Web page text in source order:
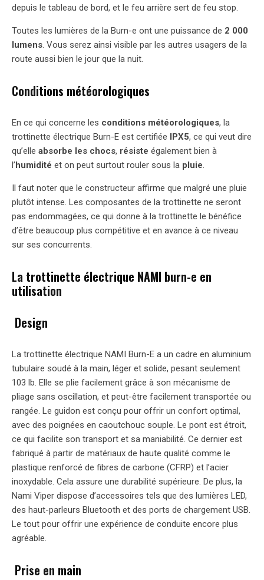
depuis le tableau de bord, et le feu arrière sert de feu stop.
Toutes les lumières de la Burn-e ont une puissance de 2 000
lumens. Vous serez ainsi visible par les autres usagers de la
route aussi bien le jour que la nuit.
Conditions météorologiques
En ce qui concerne les conditions météorologiques, la
trottinette électrique Burn-E est certifiée
IPX5, ce qui veut dire
qu’elle absorbe les chocs, résiste également bien à
l’ humidité et on peut surtout rouler sous la pluie.
Il faut noter que le constructeur affirme que malgré une pluie
plutôt intense. Les composantes de la trottinette ne seront
pas endommagées, ce qui donne à la trottinette le bénéfice
d’être beaucoup plus compétitive et en avance à ce niveau
sur ses concurrents.
La trottinette électrique NAMI burn-e en
utilisation
Design
La trottinette électrique NAMI Burn-E a un cadre en aluminium
tubulaire soudé à la main, léger et solide, pesant seulement
103 lb. Elle se plie facilement grâce à son mécanisme de
pliage sans oscillation, et peut-être facilement transportée ou
rangée. Le guidon est conçu pour offrir un confort optimal,
avec des poignées en caoutchouc souple. Le pont est étroit,
ce qui facilite son transport et sa maniabilité. Ce dernier est
fabriqué à partir de matériaux de haute qualité comme le
plastique renforcé de fibres de carbone (CFRP) et l’acier
inoxydable. Cela assure une durabilité supérieure. De plus, la
Nami Viper dispose d’accessoires tels que des lumières LED,
des haut-parleurs Bluetooth et des ports de chargement USB.
Le tout pour offrir une expérience de conduite encore plus
agréable.
Prise en main